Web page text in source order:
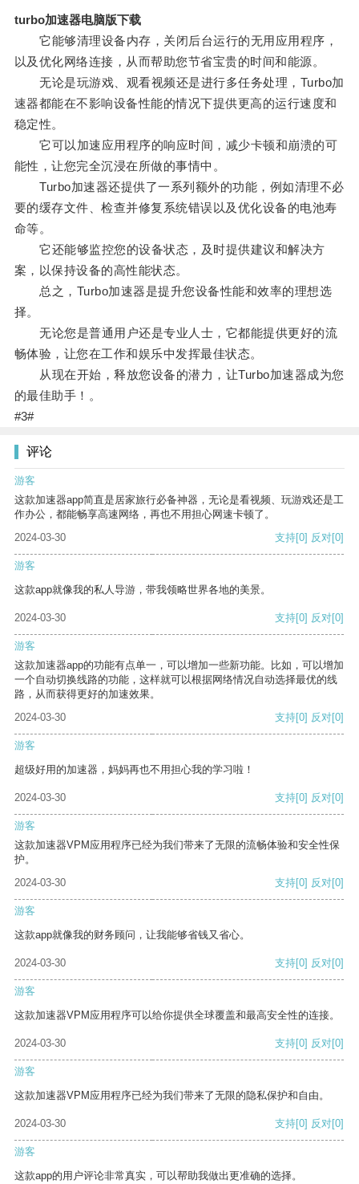
turbo加速器电脑版下载
它能够清理设备内存，关闭后台运行的无用应用程序，
以及优化网络连接，从而帮助您节省宝贵的时间和能源。
无论是玩游戏、观看视频还是进行多任务处理，Turbo加
速器都能在不影响设备性能的情况下提供更高的运行速度和
稳定性。
它可以加速应用程序的响应时间，减少卡顿和崩溃的可
能性，让您完全沉浸在所做的事情中。
Turbo加速器还提供了一系列额外的功能，例如清理不必
要的缓存文件、检查并修复系统错误以及优化设备的电池寿
命等。
它还能够监控您的设备状态，及时提供建议和解决方
案，以保持设备的高性能状态。
总之，Turbo加速器是提升您设备性能和效率的理想选
择。
无论您是普通用户还是专业人士，它都能提供更好的流
畅体验，让您在工作和娱乐中发挥最佳状态。
从现在开始，释放您设备的潜力，让Turbo加速器成为您
的最佳助手！。
#3#
评论
游客
这款加速器app简直是居家旅行必备神器，无论是看视频、玩游戏还是工
作办公，都能畅享高速网络，再也不用担心网速卡顿了。
2024-03-30
支持[0] 反对[0]
游客
这款app就像我的私人导游，带我领略世界各地的美景。
2024-03-30 支持[0] 反对[0]
游客
这款加速器app的功能有点单一，可以增加一些新功能。比如，可以增加
一个自动切换线路的功能，这样就可以根据网络情况自动选择最优的线
路，从而获得更好的加速效果。
2024-03-30
支持[0] 反对[0]
游客
超级好用的加速器，妈妈再也不用担心我的学习啦！
2024-03-30 支持[0] 反对[0]
游客
这款加速器VPM应用程序已经为我们带来了无限的流畅体验和安全性保
护。
2024-03-30
支持[0] 反对[0]
游客
这款app就像我的财务顾问，让我能够省钱又省心。
2024-03-30 支持[0] 反对[0]
游客
这款加速器VPM应用程序可以给你提供全球覆盖和最高安全性的连接。
2024-03-30 支持[0] 反对[0]
游客
这款加速器VPM应用程序已经为我们带来了无限的隐私保护和自由。
2024-03-30 支持[0] 反对[0]
游客
这款app的用户评论非常真实，可以帮助我做出更准确的选择。